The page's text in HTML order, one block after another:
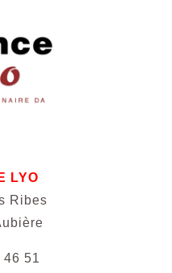
LYO
Ribes
46 51